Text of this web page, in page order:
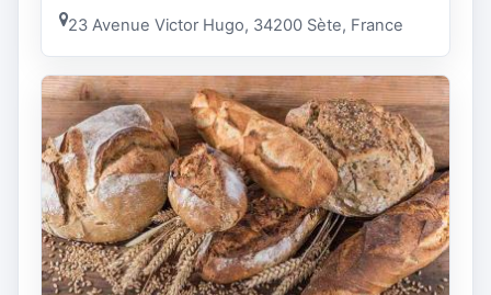
23 Avenue Victor Hugo, 34200 Sète, France